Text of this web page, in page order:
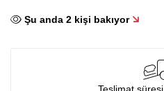
Şu anda 2 kişi bakıyor